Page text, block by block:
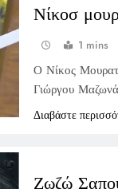
Νίκοσ
1 mins
Ο Νίκος
Γιώργου
Διαβάστε
Ζωζώ